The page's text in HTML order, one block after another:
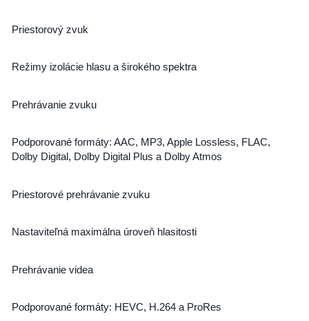
Priestorový zvuk
Režimy izolácie hlasu a širokého spektra
Prehrávanie zvuku
Podporované formáty: AAC, MP3, Apple Lossless, FLAC,
Dolby Digital, Dolby Digital Plus a Dolby Atmos
Priestorové prehrávanie zvuku
Nastaviteľná maximálna úroveň hlasitosti
Prehrávanie videa
Podporované formáty: HEVC, H.264 a ProRes